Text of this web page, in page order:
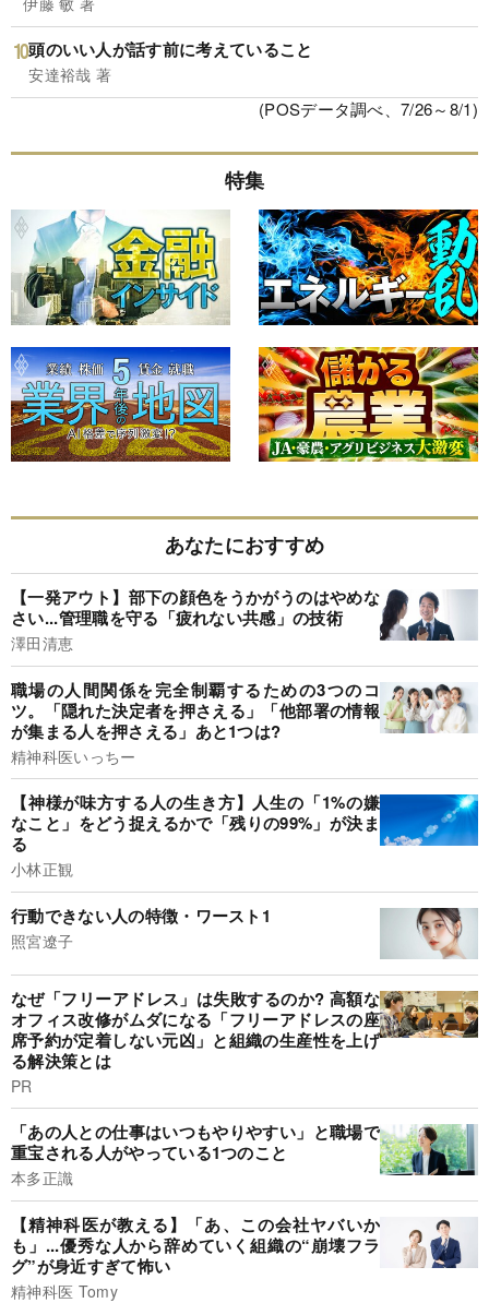
頭のいい人が話す前に考えていること
安達裕哉 著
(POSデータ調べ、7/26～8/1)
特集
あなたにおすすめ
【一発アウト】部下の顔色をうかがうのはやめな
さい...管理職を守る「疲れない共感」の技術
澤田清恵
職場の人間関係を完全制覇するための3つのコ
ツ。「隠れた決定者を押さえる」「他部署の情報
が集まる人を押さえる」あと1つは?
精神科医いっちー
【神様が味方する人の生き方】人生の「1%の嫌
なこと」をどう捉えるかで「残りの99%」が決ま
る
小林正観
行動できない人の特徴・ワースト1
照宮遼子
なぜ「フリーアドレス」は失敗するのか? 高額な
オフィス改修がムダになる「フリーアドレスの座
席予約が定着しない元凶」と組織の生産性を上げ
る解決策とは
PR
「あの人との仕事はいつもやりやすい」と職場で
重宝される人がやっている1つのこと
本多正識
【精神科医が教える】「あ、この会社ヤバいか
も」...優秀な人から辞めていく組織の“崩壊フラ
グ”が身近すぎて怖い
精神科医 Tomy